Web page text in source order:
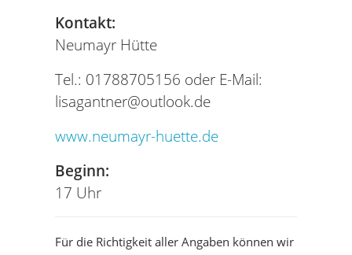
Kontakt:
Neumayr Hütte
Tel.: 01788705156 oder E-Mail:
lisagantner@outlook.de
www.neumayr-huette.de
Beginn:
17 Uhr
Für die Richtigkeit aller Angaben können wir